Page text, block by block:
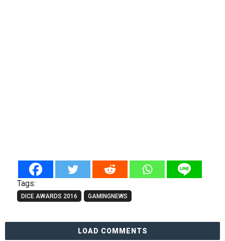
Tags:
DICE AWARDS 2016 GAMINGNEWS
LOAD COMMENTS